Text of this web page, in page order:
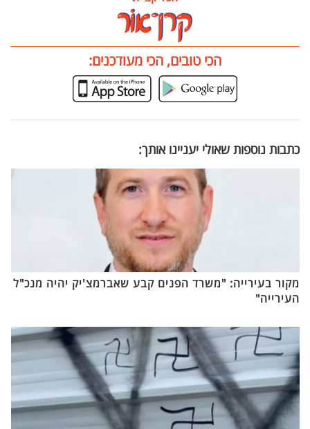
הכי טובים, הכי מעודכנים:
כתבות נוספות שאולי יעניינו אותך:
מקור בעירייה: "משרד הפנים קבע שאברמצ'יק יהיה מנכ"ל
העירייה"